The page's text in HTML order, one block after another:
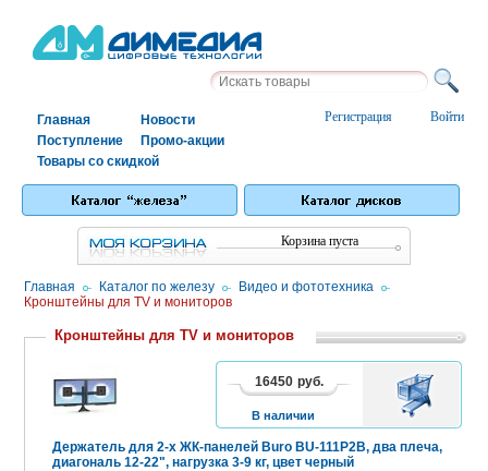
Войти
Регистрация
Главная
Новости
Поступление
Промо-акции
Товары со скидкой
Корзина пуста
Главная / Каталог по железу / Видео и фототехника /
Кронштейны для TV и мониторов
Кронштейны для TV и мониторов
Держатель для 2-х ЖК-панелей Buro BU-111P2B, два плеча,
диагональ 12-22", нагрузка 3-9 кг, цвет черный
16450 руб.
В наличии
В
КОРЗИНУ